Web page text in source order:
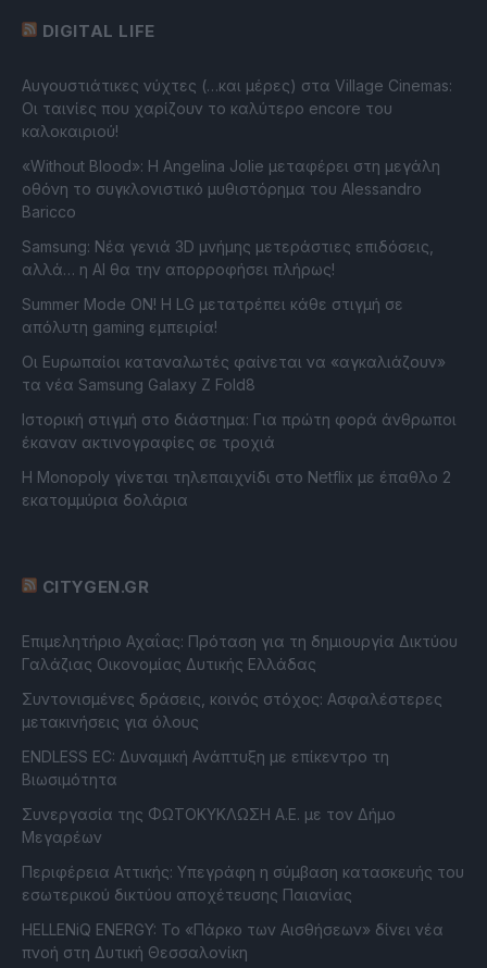
DIGITAL LIFE
Αυγουστιάτικες νύχτες (…και μέρες) στα Village Cinemas:
Οι ταινίες που χαρίζουν το καλύτερο encore του
καλοκαιριού!
«Without Blood»: Η Angelina Jolie μεταφέρει στη μεγάλη
οθόνη το συγκλονιστικό μυθιστόρημα του Alessandro
Baricco
Samsung: Νέα γενιά 3D μνήμης μετεράστιες επιδόσεις,
αλλά… η AI θα την απορροφήσει πλήρως!
Summer Mode ON! Η LG μετατρέπει κάθε στιγμή σε
απόλυτη gaming εμπειρία!
Οι Ευρωπαίοι καταναλωτές φαίνεται να «αγκαλιάζουν»
τα νέα Samsung Galaxy Z Fold8
Ιστορική στιγμή στο διάστημα: Για πρώτη φορά άνθρωποι
έκαναν ακτινογραφίες σε τροχιά
Η Monopoly γίνεται τηλεπαιχνίδι στο Netflix με έπαθλο 2
εκατομμύρια δολάρια
CITYGEN.GR
Επιμελητήριο Αχαΐας: Πρόταση για τη δημιουργία Δικτύου
Γαλάζιας Οικονομίας Δυτικής Ελλάδας
Συντονισμένες δράσεις, κοινός στόχος: Ασφαλέστερες
μετακινήσεις για όλους
ENDLESS EC: Δυναμική Ανάπτυξη με επίκεντρο τη
Βιωσιμότητα
Συνεργασία της ΦΩΤΟΚΥΚΛΩΣΗ Α.Ε. με τον Δήμο
Μεγαρέων
Περιφέρεια Αττικής: Υπεγράφη η σύμβαση κατασκευής του
εσωτερικού δικτύου αποχέτευσης Παιανίας
HELLENiQ ENERGY: Το «Πάρκο των Αισθήσεων» δίνει νέα
πνοή στη Δυτική Θεσσαλονίκη